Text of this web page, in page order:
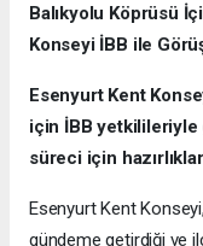
Balıkyolu Köprüsü
Konseyi İBB ile
Esenyurt Kent
için İBB yetkilileriyle
süreci için
Esenyurt Kent
gündeme getirdiği ve